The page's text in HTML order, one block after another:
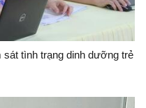
sát tình trạng dinh dưỡng trẻ